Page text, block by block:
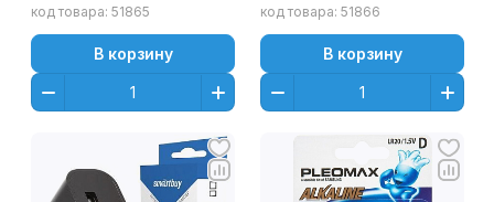
код товара: 51865
В корзину
код товара: 51866
В корзину